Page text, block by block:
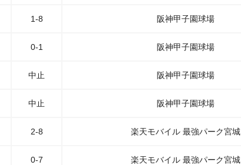
1-8 阪神甲子園球場
0-1 阪神甲子園球場
中止 阪神甲子園球場
中止 阪神甲子園球場
2-8 楽天モバイル 最強パーク宮城
0-7 楽天モバイル 最強パーク宮城